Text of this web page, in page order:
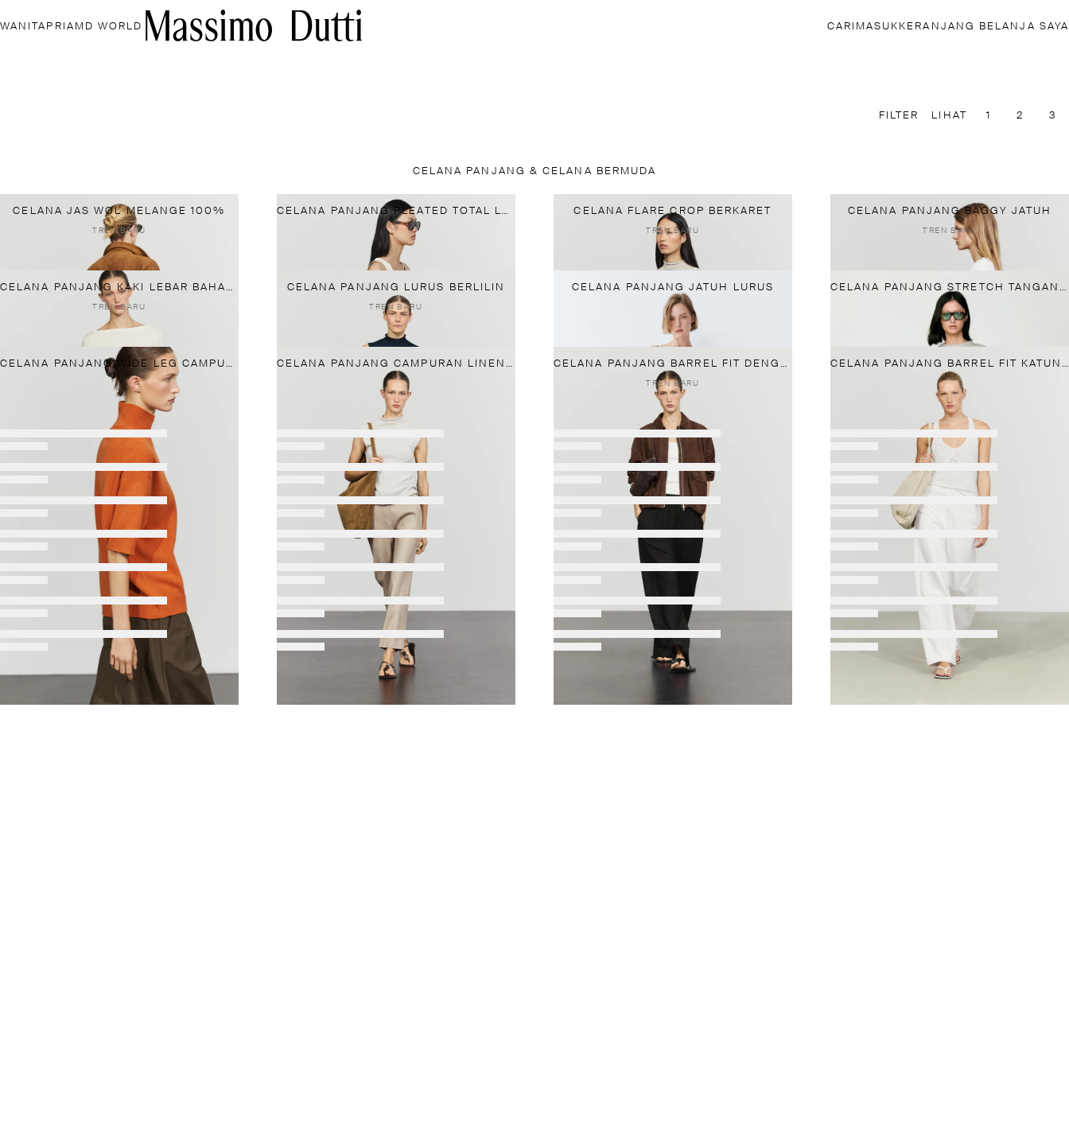
WANITA PRIA MD WORLD CARI MASUK KERANJANG BELANJA SAYA
FILTER LIHAT 1 2 3
CELANA PANJANG & CELANA BERMUDA
CELANA JAS WOL MELANGE 100%
TREN BARU
CELANA PANJANG PLEATED TOTAL LOOK CELANA FLARE CROP BERKARET
TREN BARU
CELANA PANJANG BAGGY JATUH
TREN BARU
CELANA PANJANG KAKI LEBAR BAHAN JATUH
TREN BARU
CELANA PANJANG LURUS BERLILIN
TREN BARU
CELANA PANJANG JATUH LURUS CELANA PANJANG STRETCH TANGAN LONCENG MINI CAMPURAN KATUN
CELANA PANJANG WIDE LEG CAMPURAN KATUN POPLIN CELANA PANJANG CAMPURAN LINEN LURUS CELANA PANJANG BARREL FIT DENGAN LIPIT
TREN BARU
CELANA PANJANG BARREL FIT KATUN 100%